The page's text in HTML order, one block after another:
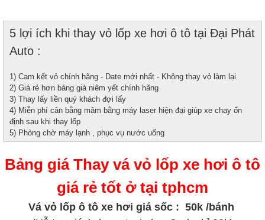
5 lợi ích khi thay vỏ lốp xe hơi ô tô tại Đại Phát
Auto :
1) Cam kết vỏ chính hãng - Date mới nhất - Không thay vỏ làm lại
2) Giá rẻ hơn bảng giá niêm yết chính hãng
3) Thay lấy liền quý khách đợi lấy
4) Miễn phí cân bằng mâm bằng máy laser hiện đại giúp xe chạy ổn
định sau khi thay lốp
5) Phòng chờ máy lạnh , phục vụ nước uống
Bảng giá Thay vá vỏ lốp xe hơi ô tô
giá rẻ tốt ở tại tphcm
Vá vỏ lốp ô tô xe hơi giá sốc : 50k /bánh